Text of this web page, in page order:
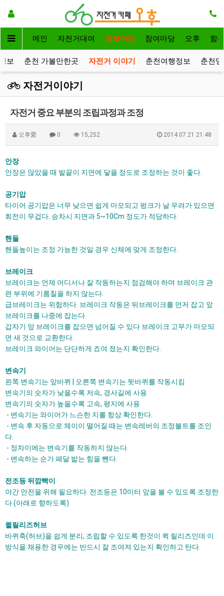
메인 자전거대여 정보마당 참여마당 오후 함
보 춘천 가볼만한곳 자전거 이야기 춘천여행정보 춘천
자전거이야기
자전거 중요 부분의 조립과정과 조정
오후愛 0 15,252 2014.07.21 21:48
안장
안장은 않았을 때 발끝이 지면에 닿을 정도로 조정하는 것이 좋다.
공기압
타이어 공기압은 너무 낮으면 쉽게 마모되고 펑크가 날 우려가 있으면
회전이 무겁다. 승차시 지면과 5~10Cm 정도가 적당하다.
핸들
핸들높이는 조정 가능한 것일 경우 신체에 맞게 조정한다.
브레이크
브레이크는 언제 어디서나 잘 작동하는지 점검해야 하며 브레이크 관
련 부위에 기름칠을 하지 않는다.
급브레이크는 위험하다. 브레이크 작동은 뒤브레이크를 먼저 잡고 앞
브레이크를 나중에 잡는다.
갑자기 앞 브레이크를 잡으면 넘어질 수 있다 브레이크 고무가 마모되
면 새 것으로 교환한다.
브레이크 와이어는 단단하게 죠여 졌는지 확인한다.
변속기
왼쪽 변속기는 앞바퀴 | 오른쪽 변속기는 뒷바퀴를 작동시킴
변속기의 숫자가 낮을수록 저속, 경사길에 사용
변속기의 숫자가 높을수록 고속, 평지에 사용
- 변속기는 와이어가 느슨한 지를 항상 확인한다.
- 변속 후 자동으로 체이이 떨어질 때는 변속레버의 조정볼트를 조인
다.
- 정차이에는 변속기를 작동하지 않는다.
- 변속하는 순가 페달 밟는 힘을 뺀다.
전조등 뒤깜빡이
야간 안전을 위해 필요하다. 전조등은 10미터 앞을 볼 수 있도록 조정한
다.(아래로 향하도록)
퀼릴리즈허브
바퀴축(허브)을 쉽게 분리, 조립할 수 있도록 한것이 퀵 릴리즈인데 이
방식을 채용한 경우에는 반드시 잘 조여져 있는지 확인하고 탄다.